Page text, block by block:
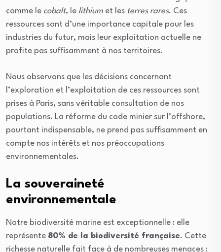
comme le cobalt, le lithium et les terres rares. Ces
ressources sont d’une importance capitale pour les
industries du futur, mais leur exploitation actuelle ne
profite pas suffisamment à nos territoires.
Nous observons que les décisions concernant
l’exploration et l’exploitation de ces ressources sont
prises à Paris, sans véritable consultation de nos
populations. La réforme du code minier sur l’offshore,
pourtant indispensable, ne prend pas suffisamment en
compte nos intérêts et nos préoccupations
environnementales.
La souveraineté
environnementale
Notre biodiversité marine est exceptionnelle : elle
représente 80% de la biodiversité française. Cette
richesse naturelle fait face à de nombreuses menaces :